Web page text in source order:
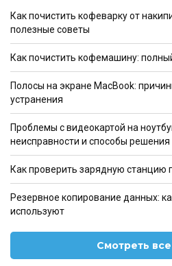
Как почистить кофеварку от
полезные советы
Как почистить кофемашину:
Полосы на экране MacBook:
устранения
Проблемы с видеокартой на
неисправности и способы решения
Как проверить зарядную станцию
Резервное копирование данных:
используют
Смотреть все